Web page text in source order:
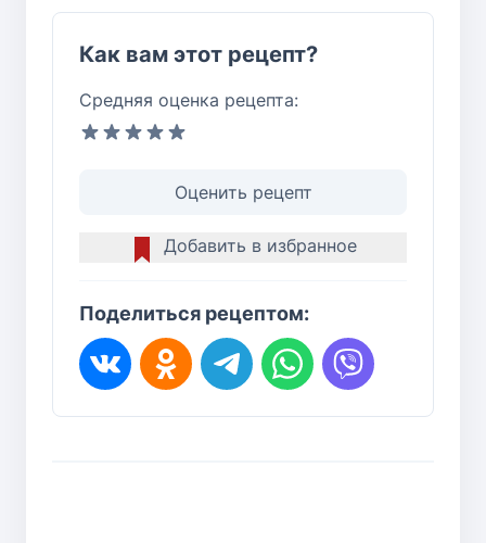
Как вам этот рецепт?
Средняя оценка рецепта:
Оценить рецепт
Добавить в избранное
Поделиться рецептом: